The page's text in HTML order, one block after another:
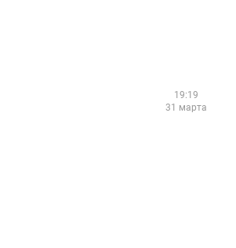
19:19
31 марта